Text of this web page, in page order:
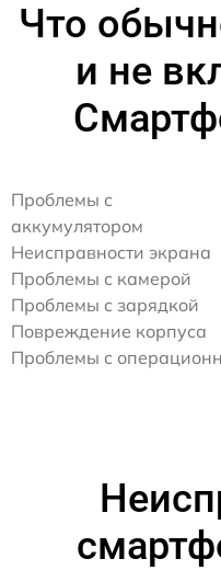
Что
и не
Проблемы с
аккумулятором
Неисправности экрана
Проблемы с камерой
Проблемы с зарядкой
Повреждение корпуса
Проблемы с